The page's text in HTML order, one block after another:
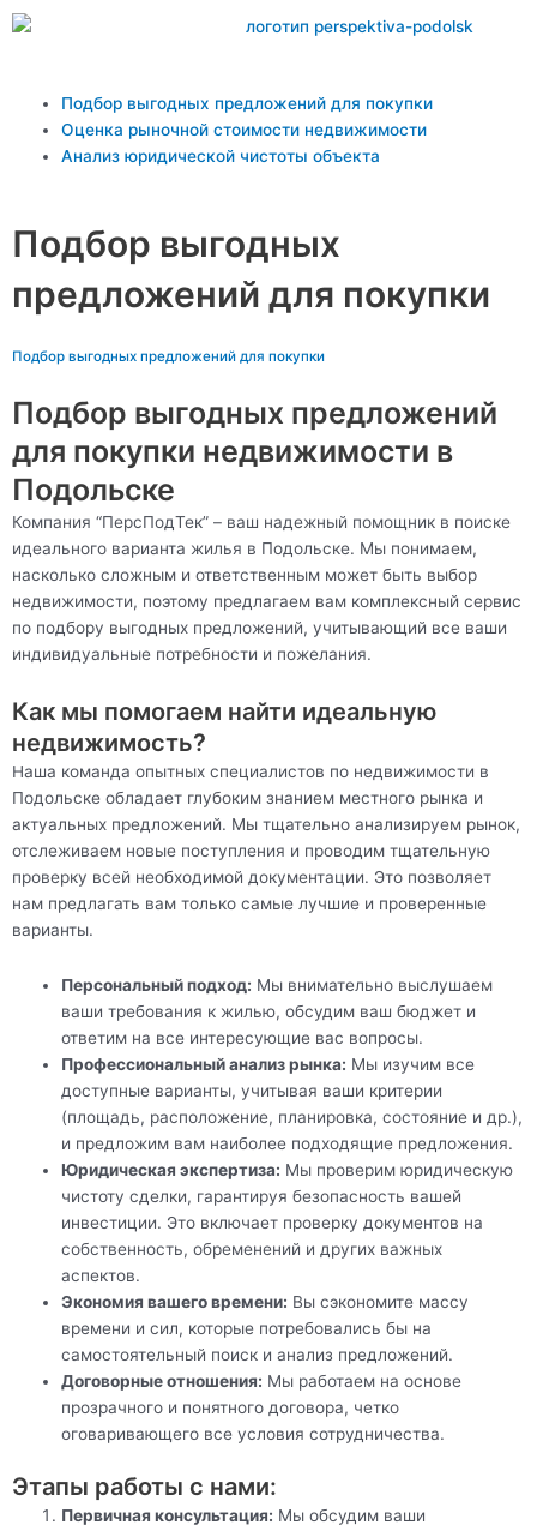
Перейти
Main
Menu
Подбор выгодных предложений для покупки
Оценка рыночной стоимости недвижимости
Анализ юридической чистоты объекта
Подбор выгодных
предложений для покупки
Подбор выгодных предложений для покупки
Подбор выгодных предложений
для покупки недвижимости в
Подольске
Компания “ПерсПодТек” – ваш надежный помощник в поиске
идеального варианта жилья в Подольске. Мы понимаем,
насколько сложным и ответственным может быть выбор
недвижимости, поэтому предлагаем вам комплексный сервис
по подбору выгодных предложений, учитывающий все ваши
индивидуальные потребности и пожелания.
Как мы помогаем найти идеальную
недвижимость?
Наша команда опытных специалистов по недвижимости в
Подольске обладает глубоким знанием местного рынка и
актуальных предложений. Мы тщательно анализируем рынок,
отслеживаем новые поступления и проводим тщательную
проверку всей необходимой документации. Это позволяет
нам предлагать вам только самые лучшие и проверенные
варианты.
Персональный подход: Мы внимательно выслушаем
ваши требования к жилью, обсудим ваш бюджет и
ответим на все интересующие вас вопросы.
Профессиональный анализ рынка: Мы изучим все
доступные варианты, учитывая ваши критерии
(площадь, расположение, планировка, состояние и др.),
и предложим вам наиболее подходящие предложения.
Юридическая экспертиза: Мы проверим юридическую
чистоту сделки, гарантируя безопасность вашей
инвестиции. Это включает проверку документов на
собственность, обременений и других важных
аспектов.
Экономия вашего времени: Вы сэкономите массу
времени и сил, которые потребовались бы на
самостоятельный поиск и анализ предложений.
Договорные отношения: Мы работаем на основе
прозрачного и понятного договора, четко
оговаривающего все условия сотрудничества.
Этапы работы с нами:
Первичная консультация: Мы обсудим ваши